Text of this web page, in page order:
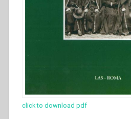
Don
Bosco
fino
secolo
Atti
click to download pdf